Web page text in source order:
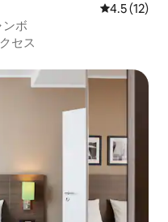
レビュー12
4.5 (12)
ボ
セス